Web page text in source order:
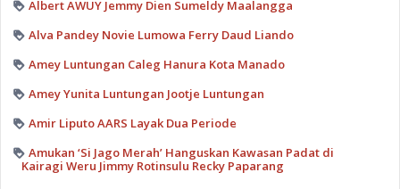
Albert AWUY Jemmy Dien Sumeldy Maalangga
Alva Pandey Novie Lumowa Ferry Daud Liando
Amey Luntungan Caleg Hanura Kota Manado
Amey Yunita Luntungan Jootje Luntungan
Amir Liputo AARS Layak Dua Periode
Amukan ‘Si Jago Merah’ Hanguskan Kawasan Padat di
Kairagi Weru Jimmy Rotinsulu Recky Paparang